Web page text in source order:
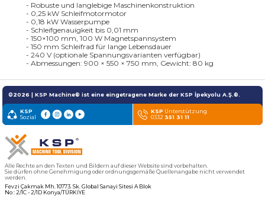
- Robuste und langlebige Maschinenkonstruktion
- 0,25 kW Schleifmotormotor
- 0,18 kW Wasserpumpe
- Schleifgenauigkeit bis 0,01 mm
- 150×100 mm, 100 W Magnetspannsystem
- 150 mm Schleifrad für lange Lebensdauer
- 240 V (optionale Spannungsvarianten verfügbar)
- Abmessungen: 900 × 550 × 750 mm, Gewicht: 80 kg
©2026 | KSP Machine® ist eine eingetragene Marke der KSP İpekyolu A.Ş.®.
KSP
Sozial
KSP Unterstützung
0332 351 31 11
Alle Rechte an den Texten und Bildern auf dieser Website sind vorbehalten.
Sie dürfen ohne Genehmigung oder ordnungsgemäße Quellenangabe nicht verwendet
werden.
Fevzi Çakmak Mh. 10773. Sk. Global Sanayi Sitesi A Blok
No : 2/1C - 2/1D Konya/TÜRKİYE